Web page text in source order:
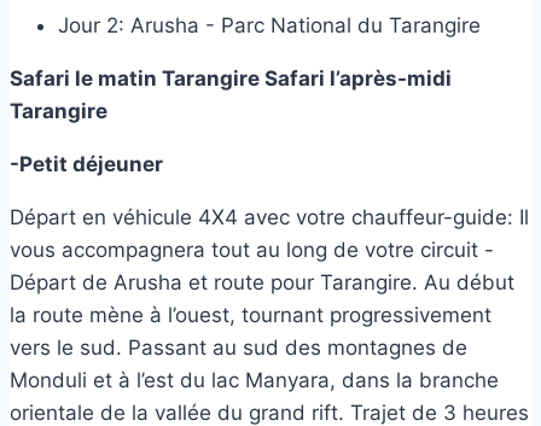
Jour 2: Arusha - Parc National du Tarangire
Safari le matin Tarangire Safari l’après-midi
Tarangire
-Petit déjeuner
Départ en véhicule 4X4 avec votre chauffeur-guide: Il
vous accompagnera tout au long de votre circuit -
Départ de Arusha et route pour Tarangire. Au début
la route mène à l’ouest, tournant progressivement
vers le sud. Passant au sud des montagnes de
Monduli et à l’est du lac Manyara, dans la branche
orientale de la vallée du grand rift. Trajet de 3 heures